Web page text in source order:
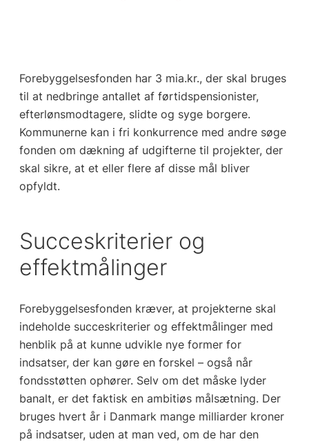
Forebyggelsesfonden har 3 mia.kr., der skal bruges
til at nedbringe antallet af førtidspensionister,
efterlønsmodtagere, slidte og syge borgere.
Kommunerne kan i fri konkurrence med andre søge
fonden om dækning af udgifterne til projekter, der
skal sikre, at et eller flere af disse mål bliver
opfyldt.
Succeskriterier og
effektmålinger
Forebyggelsesfonden kræver, at projekterne skal
indeholde succeskriterier og effektmålinger med
henblik på at kunne udvikle nye former for
indsatser, der kan gøre en forskel – også når
fondsstøtten ophører. Selv om det måske lyder
banalt, er det faktisk en ambitiøs målsætning. Der
bruges hvert år i Danmark mange milliarder kroner
på indsatser, uden at man ved, om de har den